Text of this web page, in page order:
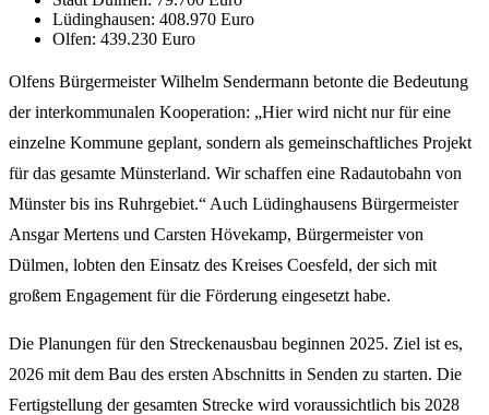
Lüdinghausen: 408.970 Euro
Olfen: 439.230 Euro
Olfens Bürgermeister Wilhelm Sendermann betonte die Bedeutung
der interkommunalen Kooperation: „Hier wird nicht nur für eine
einzelne Kommune geplant, sondern als gemeinschaftliches Projekt
für das gesamte Münsterland. Wir schaffen eine Radautobahn von
Münster bis ins Ruhrgebiet.“ Auch Lüdinghausens Bürgermeister
Ansgar Mertens und Carsten Hövekamp, Bürgermeister von
Dülmen, lobten den Einsatz des Kreises Coesfeld, der sich mit
großem Engagement für die Förderung eingesetzt habe.
Die Planungen für den Streckenausbau beginnen 2025. Ziel ist es,
2026 mit dem Bau des ersten Abschnitts in Senden zu starten. Die
Fertigstellung der gesamten Strecke wird voraussichtlich bis 2028